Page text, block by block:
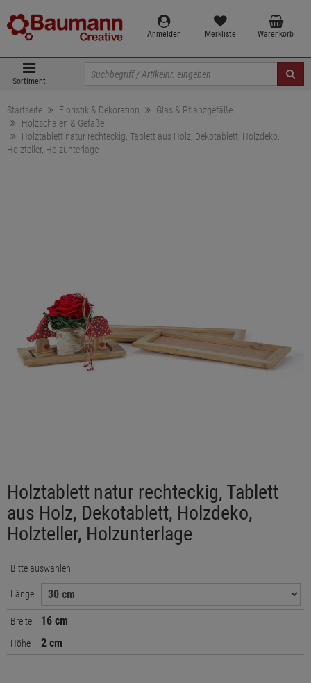
Anmelden Merkliste Warenkorb
Sortiment
Startseite Floristik & Dekoration
Glas & Pflanzgefäße
Holzschalen & Gefäße
Holztablett natur rechteckig, Tablett aus Holz, Dekotablett, Holzdeko,
Holzteller, Holzunterlage
Holztablett natur rechteckig, Tablett
aus Holz, Dekotablett, Holzdeko,
Holzteller, Holzunterlage
Bitte auswählen:
Länge
Breite 16 cm
Höhe 2 cm